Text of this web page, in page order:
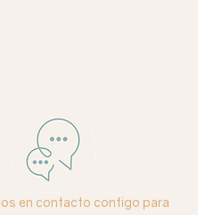
en contacto contigo para